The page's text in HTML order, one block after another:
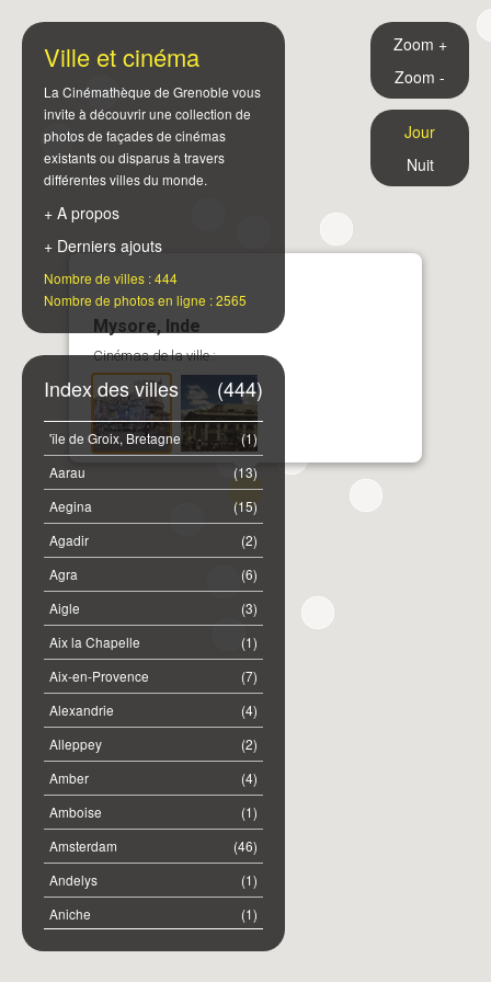
Mysore, Inde
Cinémas de la ville :
Ville et cinéma
La Cinémathèque de Grenoble vous
invite à découvrir une collection de
photos de façades de cinémas
existants ou disparus à travers
différentes villes du monde.
+ A propos
+ Derniers ajouts
Nombre de villes : 444
Nombre de photos en ligne : 2565
(444)
Index des villes
(1)
'île de Groix, Bretagne
(13)
Aarau
(15)
Aegina
(2)
Agadir
(6)
Agra
(3)
Aigle
(1)
Aix la Chapelle
(7)
Aix-en-Provence
(4)
Alexandrie
(2)
Alleppey
(4)
Amber
(1)
Amboise
(46)
Amsterdam
(1)
Andelys
(1)
Aniche
(2)
Annemasse
Zoom +
Zoom -
Jour
Nuit